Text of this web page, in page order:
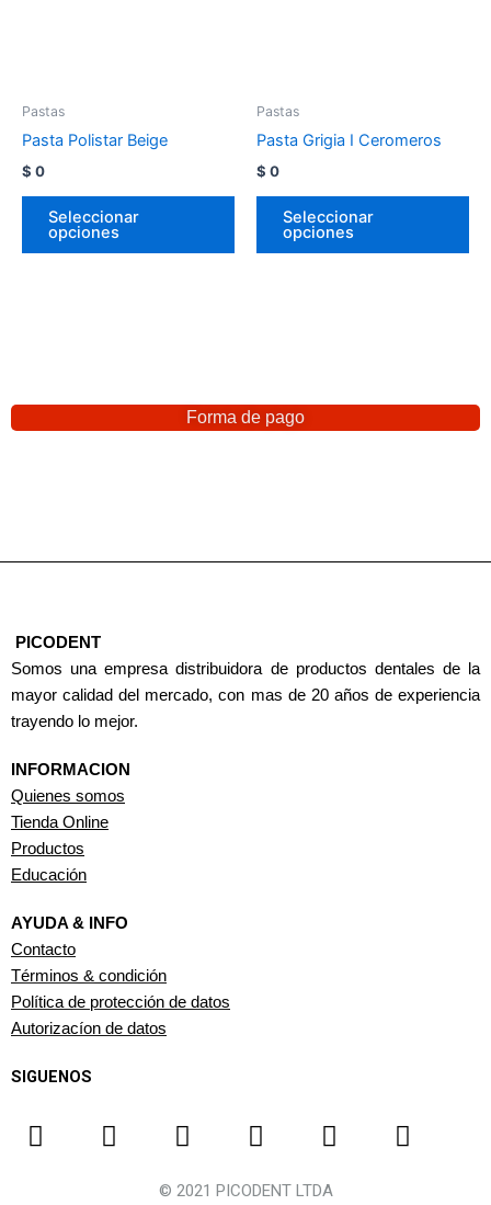
Pastas
Pasta Polistar Beige
$ 0
Seleccionar
opciones
Pastas
Pasta Grigia I Ceromeros
$ 0
Seleccionar
opciones
Forma de pago
PICODENT
Somos una empresa distribuidora de productos dentales de la
mayor calidad del mercado, con mas de 20 años de experiencia
trayendo lo mejor.
INFORMACION
Quienes somos
Tienda Online
Productos
Educación
AYUDA & INFO
Contacto
Términos & condición
Política de protección de datos
Autorizacíon de datos
SIGUENOS
F
a
I
n
Y
o
u
L
i
n
T
i
k
W
h
© 2021 PICODENT LTDA